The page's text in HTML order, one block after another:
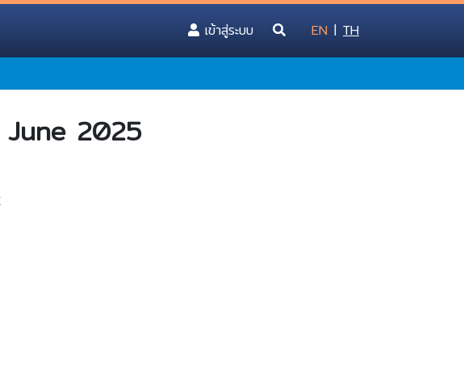
เข้าสู่ระบบ(current) EN | TH
2025